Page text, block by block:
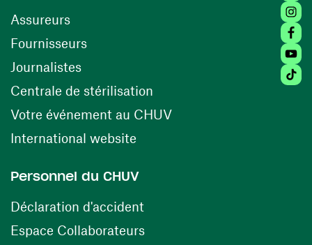
Assureurs
Fournisseurs(ouvre une nouvelle fenêtre)
Journalistes
Centrale de stérilisation (ouvre une nouvelle
Votre événement au CHUV(ouvre une nouvelle
International website
Personnel du CHUV
Déclaration d'accident
Espace Collaborateurs(ouvre une nouvelle fenêtre)